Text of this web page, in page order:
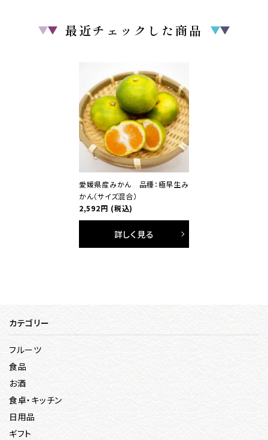
最近チェックした商品
愛媛県産みかん 品種：極早生み
かん（サイズ混合）
2,592円 (税込)
詳しく見る
カテゴリー
フルーツ
食品
お酒
食卓・キッチン
日用品
ギフト